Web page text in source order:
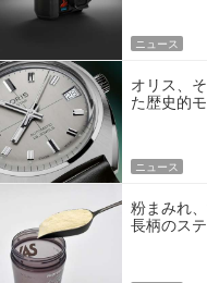
ニュース
オリス、
た歴史的
ニュース
粉まみれ
長柄のス